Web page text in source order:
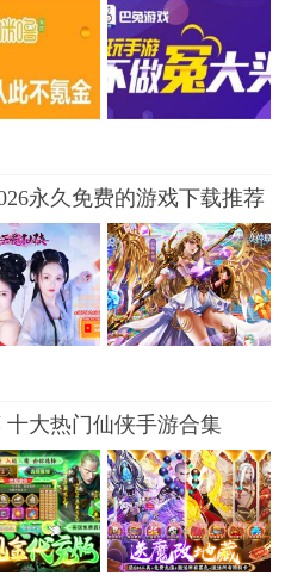
永久免费的游戏下载推荐
大热门仙侠手游合集